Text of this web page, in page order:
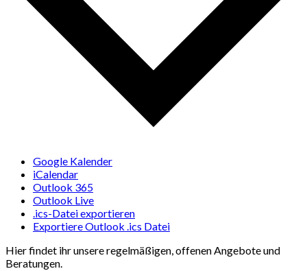
Google Kalender
iCalendar
Outlook 365
Outlook Live
.ics-Datei exportieren
Exportiere Outlook .ics Datei
Hier findet ihr unsere regelmäßigen, offenen Angebote und
Beratungen.